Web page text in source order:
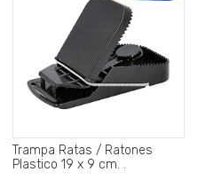
Trampa Ratas / Ratones
Plastico 19 x 9 cm. .